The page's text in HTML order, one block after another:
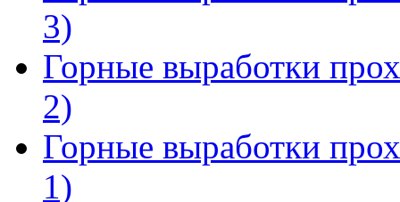
3)
Горные выработки
2)
Горные выработки
1)